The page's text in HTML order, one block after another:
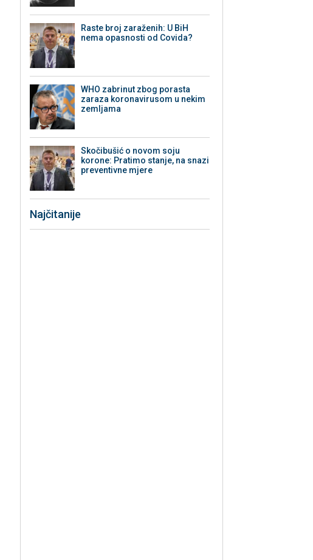
Raste broj zaraženih: U BiH
nema opasnosti od Covida?
WHO zabrinut zbog porasta
zaraza koronavirusom u nekim
zemljama
Skočibušić o novom soju
korone: Pratimo stanje, na snazi
preventivne mjere
Najčitanije